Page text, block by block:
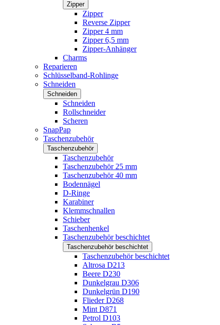
Zipper
Zipper
Reverse Zipper
Zipper 4 mm
Zipper 6,5 mm
Zipper-Anhänger
Charms
Reparieren
Schlüsselband-Rohlinge
Schneiden
Schneiden
Schneiden
Rollschneider
Scheren
SnapPap
Taschenzubehör
Taschenzubehör
Taschenzubehör
Taschenzubehör 25 mm
Taschenzubehör 40 mm
Bodennägel
D-Ringe
Karabiner
Klemmschnallen
Schieber
Taschenhenkel
Taschenzubehör beschichtet
Taschenzubehör beschichtet
Taschenzubehör beschichtet
Altrosa D213
Beere D230
Dunkelgrau D306
Dunkelgrün D190
Flieder D268
Mint D871
Petrol D103